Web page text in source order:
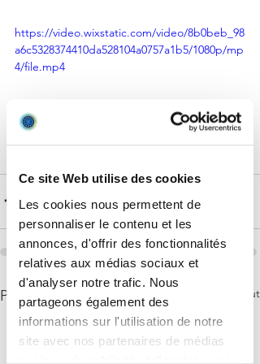
Ce site Web utilise des cookies
Les cookies nous permettent de
personnaliser le contenu et les
annonces, d'offrir des fonctionnalités
relatives aux médias sociaux et
d'analyser notre trafic. Nous
partageons également des
informations sur l'utilisation de notre
site avec nos partenaires de médias
https://video.wixstatic.com/video/8b0beb_98
a6c5328374410da528104a0757a1b5/1080p/mp
4/file.mp4
Posts récents Voir tout